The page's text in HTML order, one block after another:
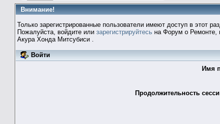
Внимание!
Только зарегистрированные пользователи имеют доступ в этот
Пожалуйста, войдите или зарегистрируйтесь на Форум о Ремонте,
Акура Хонда Митсубиси .
Войти
Имя
Продолжительность